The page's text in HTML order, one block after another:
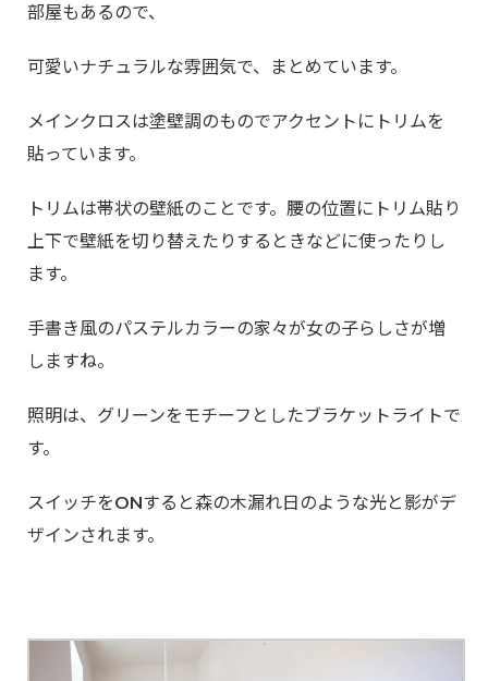
部屋もあるので、
可愛いナチュラルな雰囲気で、まとめています。
メインクロスは塗壁調のものでアクセントにトリムを
貼っています。
トリムは帯状の壁紙のことです。腰の位置にトリム貼り
上下で壁紙を切り替えたりするときなどに使ったりし
ます。
手書き風のパステルカラーの家々が女の子らしさが増
しますね。
照明は、グリーンをモチーフとしたブラケットライトで
す。
スイッチをONすると森の木漏れ日のような光と影がデ
ザインされます。